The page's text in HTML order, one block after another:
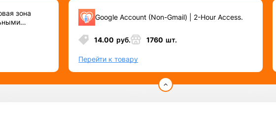
зона
Google Account (Non-Gmail) | 2-Hour Access.
14.00 руб. 1760 шт.
Перейти к товару